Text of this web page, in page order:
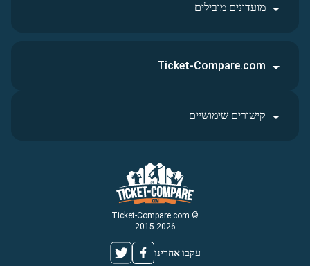
מועדונים מובילים
© Ticket-Compare.com
2015-2026
עקבו אחרינו
Ticket-Compare.com
קישורים שימושיים